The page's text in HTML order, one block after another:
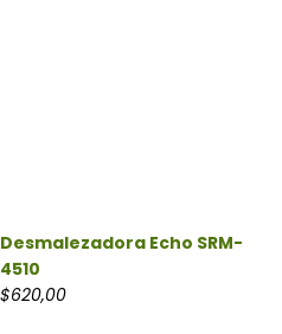
Desmalezadora Echo SRM-
4510
$620,00